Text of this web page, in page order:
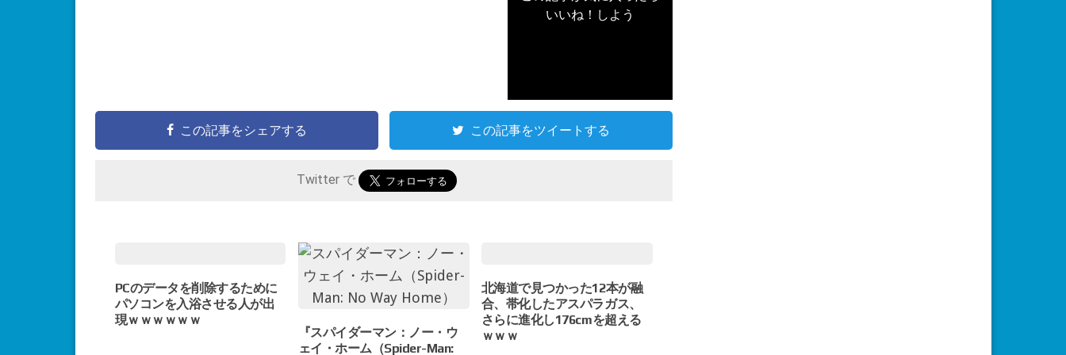
いいね！しよう
この記事をシェアする この記事をツイートする
Twitter で
PCのデータを削除するために
パソコンを入浴させる人が出
現ｗｗｗｗｗｗ
『スパイダーマン：ノー・ウ
ェイ・ホーム（Spider-Man:
北海道で見つかった12本が融
合、帯化したアスパラガス、
さらに進化し176cmを超える
ｗｗｗ